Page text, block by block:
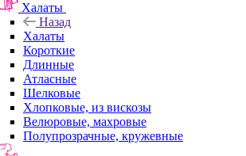
Халаты
Назад
Халаты
Короткие
Длинные
Атласные
Шелковые
Хлопковые, из вискозы
Велюровые, махровые
Полупрозрачные, кружевные